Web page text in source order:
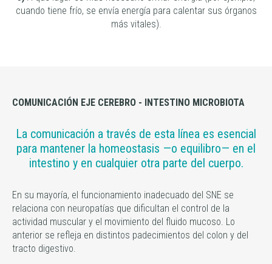
cuando tiene frío, se envía energía para calentar sus órganos
más vitales).
COMUNICACIÓN EJE CEREBRO - INTESTINO MICROBIOTA
La comunicación a través de esta línea es esencial
para mantener la homeostasis —o equilibro— en el
intestino y en cualquier otra parte del cuerpo.
En su mayoría, el funcionamiento inadecuado del SNE se
relaciona con neuropatías que dificultan el control de la
actividad muscular y el movimiento del fluido mucoso. Lo
anterior se refleja en distintos padecimientos del colon y del
tracto digestivo.